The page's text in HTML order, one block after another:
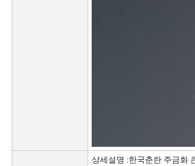
상세설명 :한국춘란 주금화